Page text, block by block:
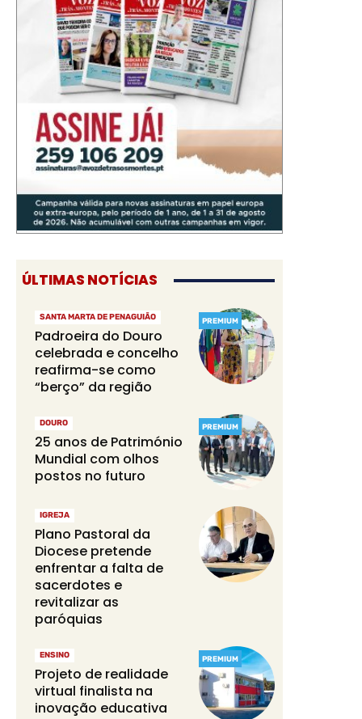
ÚLTIMAS NOTÍCIAS
PREMIUM
SANTA MARTA DE PENAGUIÃO
Padroeira do Douro
celebrada e concelho
reafirma-se como
“berço” da região
PREMIUM
DOURO
25 anos de Património
Mundial com olhos
postos no futuro
IGREJA
Plano Pastoral da
Diocese pretende
enfrentar a falta de
sacerdotes e
revitalizar as
paróquias
PREMIUM
ENSINO
Projeto de realidade
virtual finalista na
inovação educativa